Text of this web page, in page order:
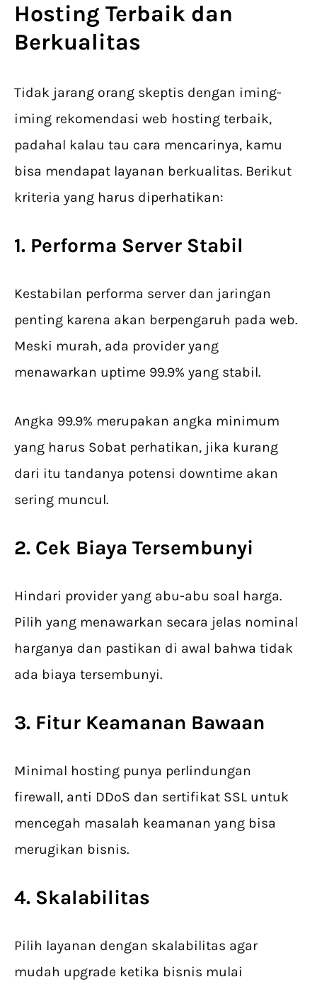
Hosting Terbaik dan
Berkualitas
Tidak jarang orang skeptis dengan iming-
iming rekomendasi web hosting terbaik,
padahal kalau tau cara mencarinya, kamu
bisa mendapat layanan berkualitas. Berikut
kriteria yang harus diperhatikan:
1. Performa Server Stabil
Kestabilan performa server dan jaringan
penting karena akan berpengaruh pada web.
Meski murah, ada provider yang
menawarkan uptime 99.9% yang stabil.
Angka 99.9% merupakan angka minimum
yang harus Sobat perhatikan, jika kurang
dari itu tandanya potensi downtime akan
sering muncul.
2. Cek Biaya Tersembunyi
Hindari provider yang abu-abu soal harga.
Pilih yang menawarkan secara jelas nominal
harganya dan pastikan di awal bahwa tidak
ada biaya tersembunyi.
3. Fitur Keamanan Bawaan
Minimal hosting punya perlindungan
firewall, anti DDoS dan sertifikat SSL untuk
mencegah masalah keamanan yang bisa
merugikan bisnis.
4. Skalabilitas
Pilih layanan dengan skalabilitas agar
mudah upgrade ketika bisnis mulai